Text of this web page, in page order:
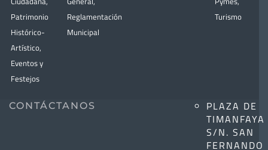
Patrimonio
Histórico-
Artístico,
Eventos y
Festejos
Reglamentación
Municipal
Turismo
CONTÁCTANOS
PLAZA DE
TIMANFAYA
S/N. SAN
FERNANDO